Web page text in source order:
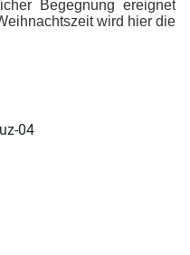
Begegnung ereignet
wird hier die